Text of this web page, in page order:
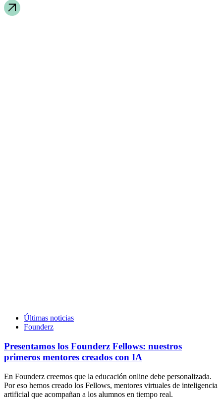
Últimas noticias
Founderz
Presentamos los Founderz Fellows: nuestros
primeros mentores creados con IA
En Founderz creemos que la educación online debe personalizada.
Por eso hemos creado los Fellows, mentores virtuales de inteligencia
artificial que acompañan a los alumnos en tiempo real.